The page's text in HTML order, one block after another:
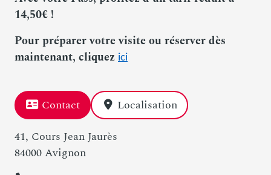
14,50€ !
Pour préparer votre visite ou réserver dès
maintenant, cliquez ici
Contact
Localisation
41, Cours Jean Jaurès
84000 Avignon